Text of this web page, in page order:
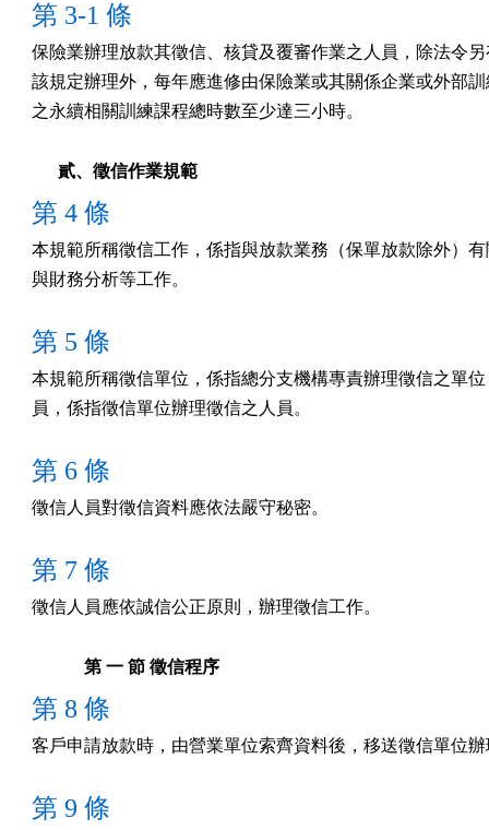
第 3-1 條
保險業辦理放款其徵信、核貸及覆審作業之人員，除法令
該規定辦理外，每年應進修由保險業或其關係企業或外部
之永續相關訓練課程總時數至少達三小時。
貳、徵信作業規範
第 4 條
本規範所稱徵信工作，係指與放款業務（保單放款除外）
與財務分析等工作。
第 5 條
本規範所稱徵信單位，係指總分支機構專責辦理徵信之單
員，係指徵信單位辦理徵信之人員。
第 6 條
徵信人員對徵信資料應依法嚴守秘密。
第 7 條
徵信人員應依誠信公正原則，辦理徵信工作。
第 一 節 徵信程序
第 8 條
客戶申請放款時，由營業單位索齊資料後，移送徵信單位
第 9 條